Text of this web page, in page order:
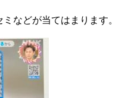
などが当てはまります。